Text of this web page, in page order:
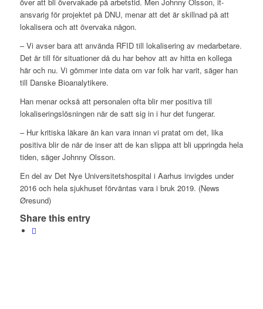
ansvarig för projektet på DNU, menar att det är skillnad på att
lokalisera och att övervaka någon.
– Vi avser bara att använda RFID till lokalisering av medarbetare.
Det är till för situationer då du har behov att av hitta en kollega
här och nu. Vi gömmer inte data om var folk har varit, säger han
till Danske Bioanalytikere.
Han menar också att personalen ofta blir mer positiva till
lokaliseringslösningen när de satt sig in i hur det fungerar.
– Hur kritiska läkare än kan vara innan vi pratat om det, lika
positiva blir de när de inser att de kan slippa att bli uppringda hela
tiden, säger Johnny Olsson.
En del av Det Nye Universitetshospital i Aarhus invigdes under
2016 och hela sjukhuset förväntas vara i bruk 2019. (News
Øresund)
Share this entry